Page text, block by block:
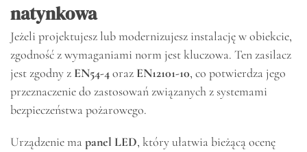
natynkowa
Jeżeli projektujesz lub modernizujesz instalację w obiekcie,
zgodność z wymaganiami norm jest kluczowa. Ten zasilacz
jest zgodny z EN54-4oraz EN12101-10, co potwierdza jego
przeznaczenie do zastosowań związanych z systemami
bezpieczeństwa pożarowego.
Urządzenie mapanel LED, który ułatwia bieżącą ocenę